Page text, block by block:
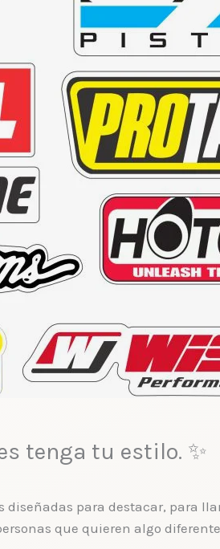
tenga tu estilo. ✨
para destacar, para
que quieren algo